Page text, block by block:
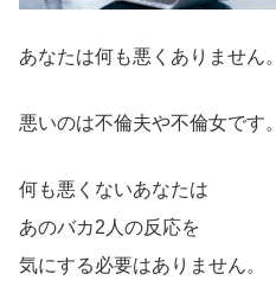
あなたは何も悪くありません。
悪いのは不倫夫や不倫女です。
何も悪くないあなたは
あのバカ2人の反応を
気にする必要はありません。